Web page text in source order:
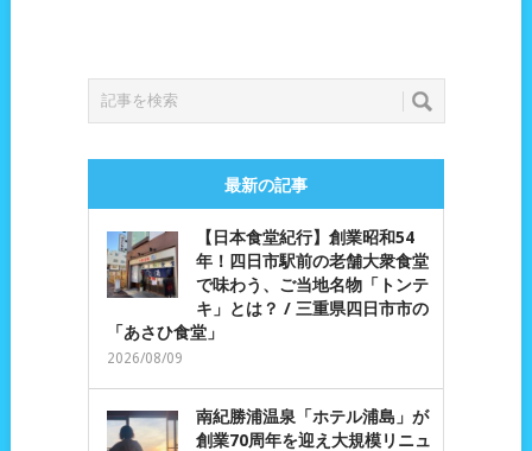
最新の記事
【日本食堂紀行】創業昭和54
年！四日市駅前の老舗大衆食堂
で味わう、ご当地名物「トンテ
キ」とは？ / 三重県四日市市の
「あさひ食堂」
2026/08/09
南紀勝浦温泉「ホテル浦島」が
創業70周年を迎え大規模リニュ